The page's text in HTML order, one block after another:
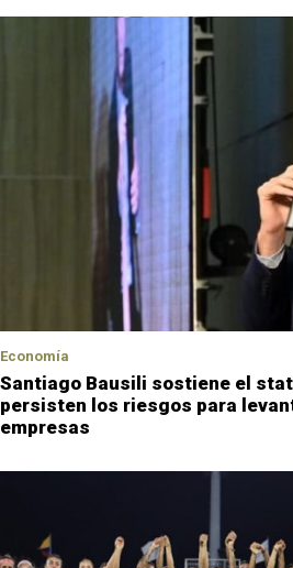
Economía
Santiago Bausili sostiene el
persisten los riesgos para
empresas